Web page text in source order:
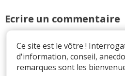
longueurs ont évolué
Les lois de la physique
ParRay Kourgarou
(2020-10-27 12:22:56) :
manque quelques modèles
Ecrire un commentaire
Ce site est le vôtre !
d'information, conseil,
remarques sont les